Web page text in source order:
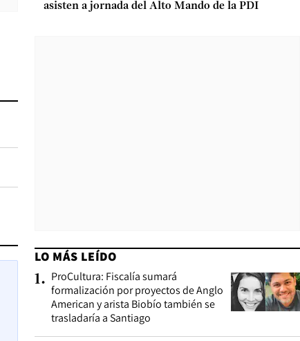
asisten a jornada del Alto Mando de la PDI
LO MÁS LEÍDO
1. ProCultura: Fiscalía sumará
formalización por proyectos de Anglo
American y arista Biobío también se
trasladaría a Santiago